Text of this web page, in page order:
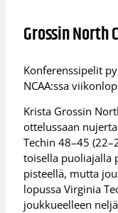
Grossin North
Konferenssipelit
NCAA:ssa
Krista Grossin
ottelussaan
Techin 48–45
toisella puoliajalla
pisteellä, mutta
lopussa Virginia
joukkueelleen